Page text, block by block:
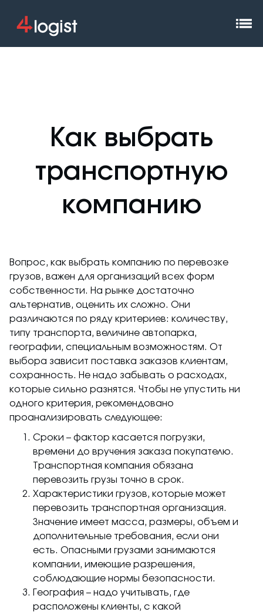
Как выбрать
транспортную
компанию
Вопрос, как выбрать компанию по перевозке
грузов, важен для организаций всех форм
собственности. На рынке достаточно
альтернатив, оценить их сложно. Они
различаются по ряду критериев: количеству,
типу транспорта, величине автопарка,
географии, специальным возможностям. От
выбора зависит поставка заказов клиентам,
сохранность. Не надо забывать о расходах,
которые сильно разнятся. Чтобы не упустить ни
одного критерия, рекомендовано
проанализировать следующее:
Сроки – фактор касается погрузки,
времени до вручения заказа покупателю.
Транспортная компания обязана
перевозить грузы точно в срок.
Характеристики грузов, которые может
перевозить транспортная организация.
Значение имеет масса, размеры, объем и
дополнительные требования, если они
есть. Опасными грузами занимаются
компании, имеющие разрешения,
соблюдающие нормы безопасности.
География – надо учитывать, где
расположены клиенты, с какой